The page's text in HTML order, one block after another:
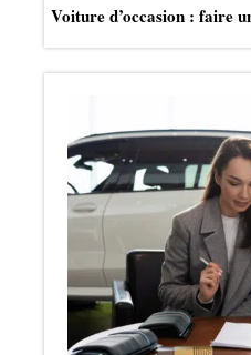
Voiture d’occasion : faire